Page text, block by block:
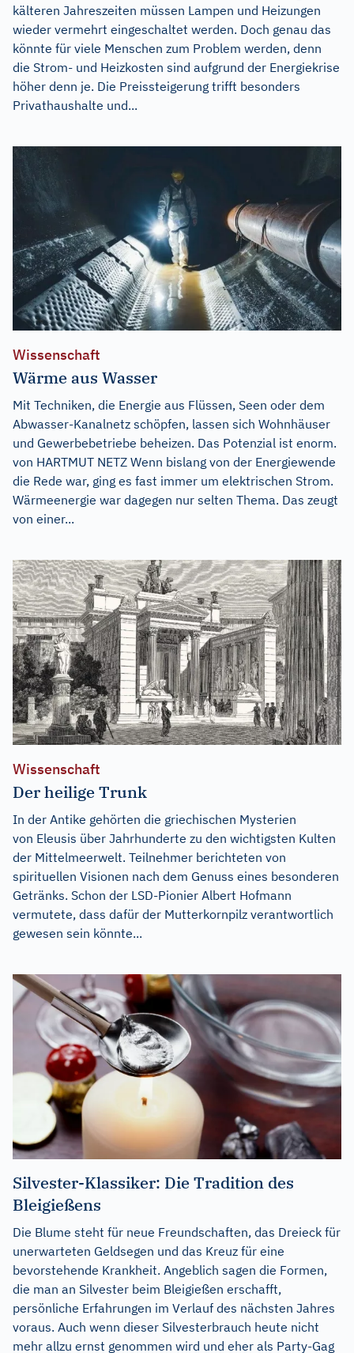
kälteren Jahreszeiten müssen Lampen und Heizungen
wieder vermehrt eingeschaltet werden. Doch genau das
könnte für viele Menschen zum Problem werden, denn
die Strom- und Heizkosten sind aufgrund der Energiekrise
höher denn je. Die Preissteigerung trifft besonders
Privathaushalte und...
Wissenschaft
Wärme aus Wasser
Mit Techniken, die Energie aus Flüssen, Seen oder dem
Abwasser-Kanalnetz schöpfen, lassen sich Wohnhäuser
und Gewerbebetriebe beheizen. Das Potenzial ist enorm.
von HARTMUT NETZ Wenn bislang von der Energiewende
die Rede war, ging es fast immer um elektrischen Strom.
Wärmeenergie war dagegen nur selten Thema. Das zeugt
von einer...
Wissenschaft
Der heilige Trunk
In der Antike gehörten die griechischen Mysterien
von Eleusis über Jahrhunderte zu den wichtigsten Kulten
der Mittelmeerwelt. Teilnehmer berichteten von
spirituellen Visionen nach dem Genuss eines besonderen
Getränks. Schon der LSD-Pionier Albert Hofmann
vermutete, dass dafür der Mutterkornpilz verantwortlich
gewesen sein könnte...
Silvester-Klassiker: Die Tradition des
Bleigießens
Die Blume steht für neue Freundschaften, das Dreieck für
unerwarteten Geldsegen und das Kreuz für eine
bevorstehende Krankheit. Angeblich sagen die Formen,
die man an Silvester beim Bleigießen erschafft,
persönliche Erfahrungen im Verlauf des nächsten Jahres
voraus. Auch wenn dieser Silvesterbrauch heute nicht
mehr allzu ernst genommen wird und eher als Party-Gag